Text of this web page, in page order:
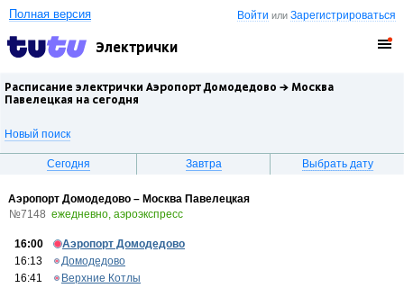
Войти илиЗарегистрироваться
Полная версия
Электрички
Расписание электрички Аэропорт Домодедово → Москва
Павелецкая на сегодня
Новый поиск
Сегодня Завтра Выбрать дату
Аэропорт Домодедово – Москва Павелецкая
№7148 ежедневно, аэроэкспресс
16:00
Аэропорт Домодедово
16:13
Домодедово
16:41
Верхние Котлы